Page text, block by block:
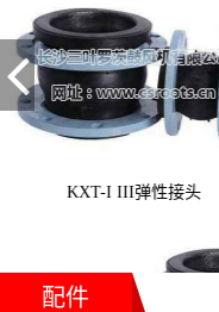
Previous
KXT-I III弹性接头
配件